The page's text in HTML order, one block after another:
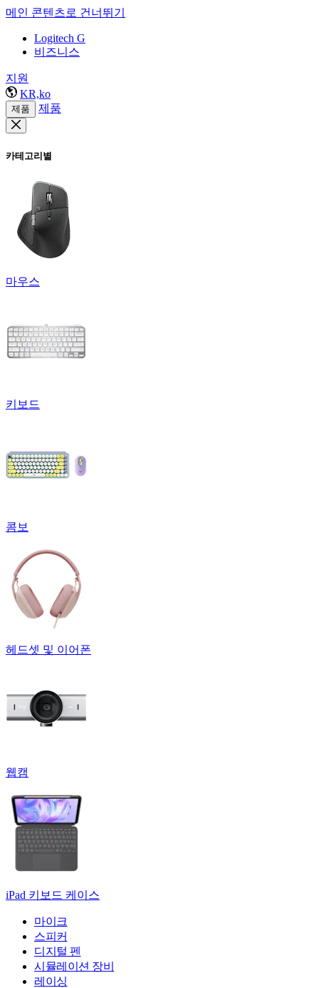
메인 콘텐츠로 건너뛰기
Logitech G
비즈니스
지원
KR,ko
제품 제품
카테고리별
마우스
키보드
콤보
헤드셋 및 이어폰
웹캠
iPad 키보드 케이스
마이크
스피커
디지털 펜
시뮬레이션 장비
레이싱